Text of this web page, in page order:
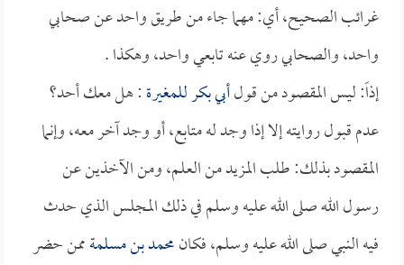
غرائب الصحيح، أي: مهما جاء من طريق واحد عن صحابي
واحد، والصحابي روي عنه تابعي واحد، وهكذا .
إذاً: ليس المقصود من قولأبي بكرللمغيرة: هل معك أحد؟
عدم قبول روايته إلا إذا وجد له متابع، أو وجد آخر معه، وإنما
المقصود بذلك: طلب المزيد من العلم، ومن الآخذين عن
رسول الله صلى الله عليه وسلم في ذلك المجلس الذي حدث
فيه النبي صلى الله عليه وسلم، فكانمحمد بن مسلمةممن حضر